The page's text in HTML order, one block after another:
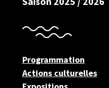
Programmation
Actions culturelles